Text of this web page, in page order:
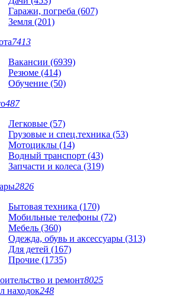
Гаражи, погреба (607)
Земля (201)
7413
Вакансии (6939)
Резюме (414)
Обучение (50)
487
Легковые (57)
Грузовые и спец.техника (53)
Мотоциклы (14)
Водный транспорт (43)
Запчасти и колеса (319)
2826
Бытовая техника (170)
Мобильные телефоны (72)
Мебель (360)
Одежда, обувь и аксессуары (313)
Для детей (167)
Прочие (1735)
и ремонт8025
находок248